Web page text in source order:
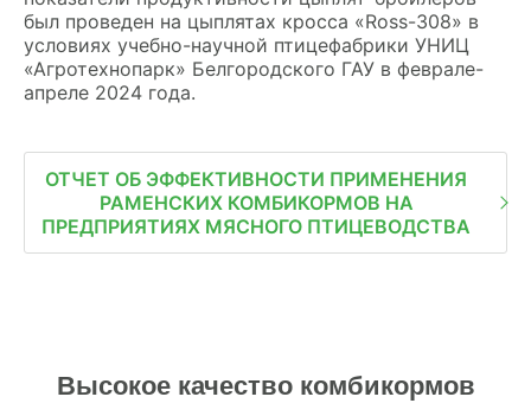
был проведен на цыплятах кросса «Ross-308» в
условиях учебно-научной птицефабрики УНИЦ
«Агротехнопарк» Белгородского ГАУ в феврале-
апреле 2024 года.
ОТЧЕТ ОБ ЭФФЕКТИВНОСТИ ПРИМЕНЕНИЯ
РАМЕНСКИХ КОМБИКОРМОВ НА
ПРЕДПРИЯТИЯХ МЯСНОГО ПТИЦЕВОДСТВА
Высокое качество комбикормов